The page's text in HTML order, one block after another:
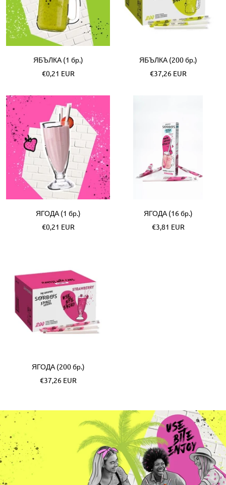
ЯБЪЛКА (1 бр.)
Akční
€0,21 EUR
ЯБЪЛКА (200 бр.)
Akční
€37,26 EUR
ЯГОДА (1 бр.)
Akční
€0,21 EUR
ЯГОДА (16 бр.)
Akční
€3,81 EUR
ЯГОДА (200 бр.)
Akční
€37,26 EUR